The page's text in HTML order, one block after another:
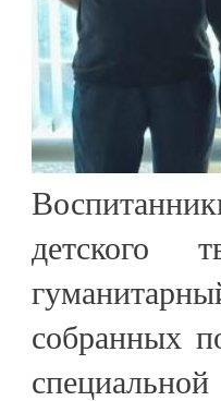
детского
собранных